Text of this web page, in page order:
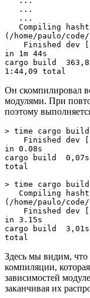
(/home/paulo/
in 1m 44s
cargo build
1:44,09 total
Он скомпилировал
модулями. При
поэтому
> time cargo build
in 0.08s
cargo build  0,07s
total
> time cargo build
(/home/paulo/
in 3.15s
cargo build  3,01s
total
Здесь мы видим, что
компиляции,
зависимостей
заканчивая их